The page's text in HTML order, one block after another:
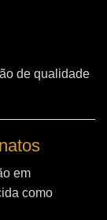
de qualidade
em
como